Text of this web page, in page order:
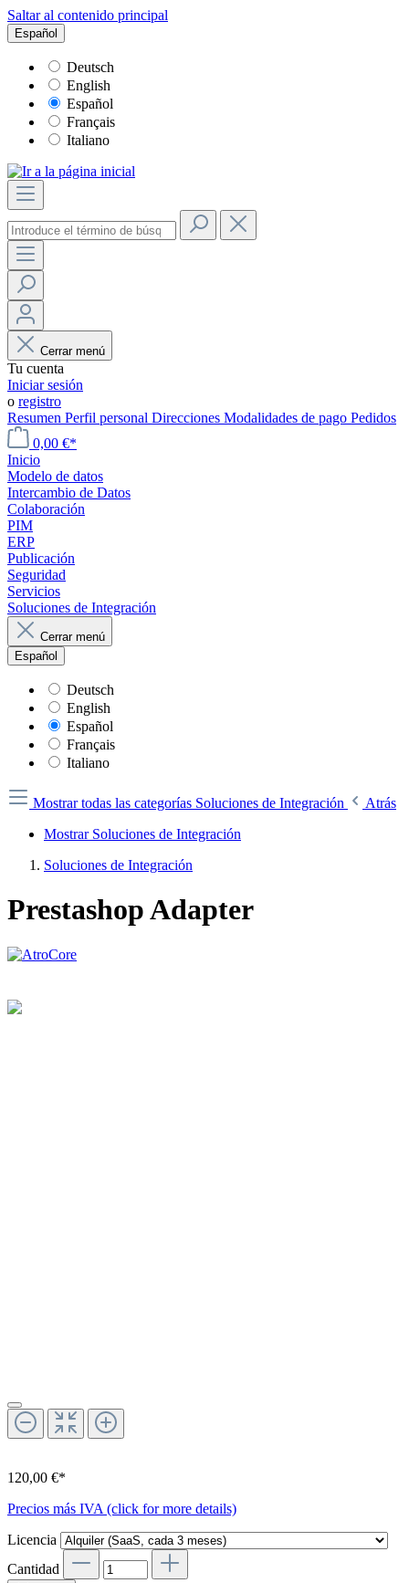
Saltar al contenido principal
Español
Deutsch
English
Español
Français
Italiano
Cerrar menú
Tu cuenta
Iniciar sesión
o registro
Resumen Perfil personal Direcciones Modalidades de pago Pedidos
0,00 €*
Inicio
Modelo de datos
Intercambio de Datos
Colaboración
PIM
ERP
Publicación
Seguridad
Servicios
Soluciones de Integración
Cerrar menú
Español
Deutsch
English
Español
Français
Italiano
Mostrar todas las categorías Soluciones de Integración
Atrás
Mostrar Soluciones de Integración
Soluciones de Integración
Prestashop Adapter
120,00 €*
Precios más IVA (click for more details)
Licencia
Cantidad